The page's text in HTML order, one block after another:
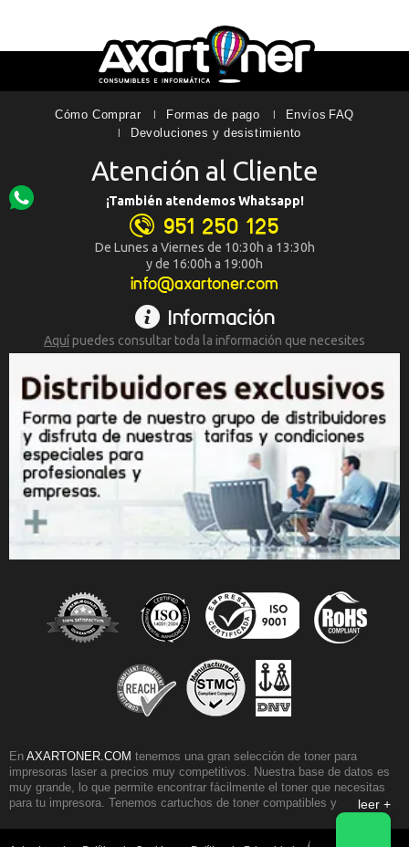
Cómo Comprar Formas de pago Envíos FAQ
Devoluciones y desistimiento
Atención al Cliente
¡También atendemos Whatsapp!
951 250 125
De Lunes a Viernes de 10:30h a 13:30h
y de 16:00h a 19:00h
info@axartoner.com
Información
Aquípuedes consultar toda la información que necesites
En AXARTONER.COM tenemos una gran selección de toner para
impresoras laser a precios muy competitivos. Nuestra base de datos es
muy grande, lo que permite encontrar fácilmente el toner que necesitas
para tu impresora. Tenemos cartuchos de toner compatibles y originales
para casi todos los fabricantes de impresoras. Nuestra selección de toner
leer +